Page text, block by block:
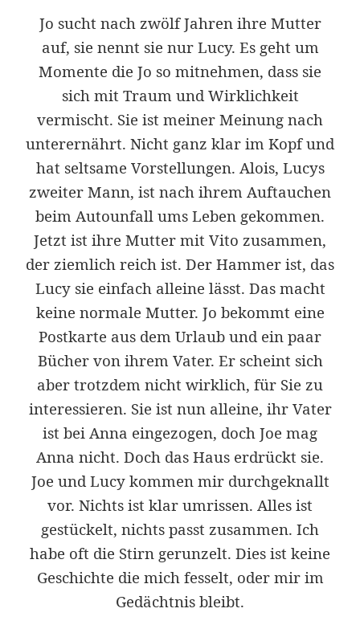
Jo sucht nach zwölf Jahren ihre Mutter
auf, sie nennt sie nur Lucy. Es geht um
Momente die Jo so mitnehmen, dass sie
sich mit Traum und Wirklichkeit
vermischt. Sie ist meiner Meinung nach
unterernährt. Nicht ganz klar im Kopf und
hat seltsame Vorstellungen. Alois, Lucys
zweiter Mann, ist nach ihrem Auftauchen
beim Autounfall ums Leben gekommen.
Jetzt ist ihre Mutter mit Vito zusammen,
der ziemlich reich ist. Der Hammer ist, das
Lucy sie einfach alleine lässt. Das macht
keine normale Mutter. Jo bekommt eine
Postkarte aus dem Urlaub und ein paar
Bücher von ihrem Vater. Er scheint sich
aber trotzdem nicht wirklich, für Sie zu
interessieren. Sie ist nun alleine, ihr Vater
ist bei Anna eingezogen, doch Joe mag
Anna nicht. Doch das Haus erdrückt sie.
Joe und Lucy kommen mir durchgeknallt
vor. Nichts ist klar umrissen. Alles ist
gestückelt, nichts passt zusammen. Ich
habe oft die Stirn gerunzelt. Dies ist keine
Geschichte die mich fesselt, oder mir im
Gedächtnis bleibt.